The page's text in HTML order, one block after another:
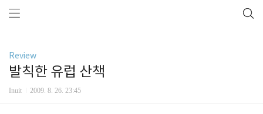
Review
발칙한 유럽 산책
Inuit 2009. 8. 26. 23:45